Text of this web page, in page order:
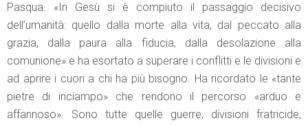
Pasqua. «In Gesù si è compiuto il passaggio decisivo
dell’umanità: quello dalla morte alla vita, dal peccato alla
grazia, dalla paura alla fiducia, dalla desolazione alla
comunione» e ha esortato a superare i conflitti e le divisioni e
ad aprire i cuori a chi ha più bisogno. Ha ricordato le «tante
pietre di inciampo» che rendono il percorso «arduo e
affannoso». Sono tutte quelle guerre, divisioni fratricide,